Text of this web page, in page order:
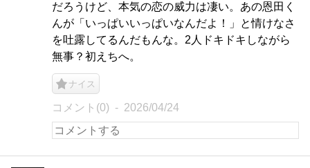
だろうけど、本気の恋の威力は凄い。あの恩田く
んが「いっぱいいっぱいなんだよ！」と情けなさ
を吐露してるんだもんな。2人ドキドキしながら
無事？初えちへ。
ナイス
コメント(0) 2026/04/24